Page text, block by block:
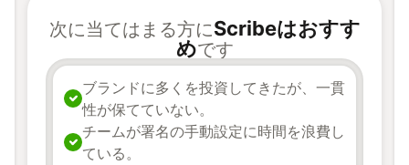
次に当てはまる方にScribeはおすす
めです
ブランドに多くを投資してきたが、一貫
性が保てていない。
チームが署名の手動設定に時間を浪費し
ている。